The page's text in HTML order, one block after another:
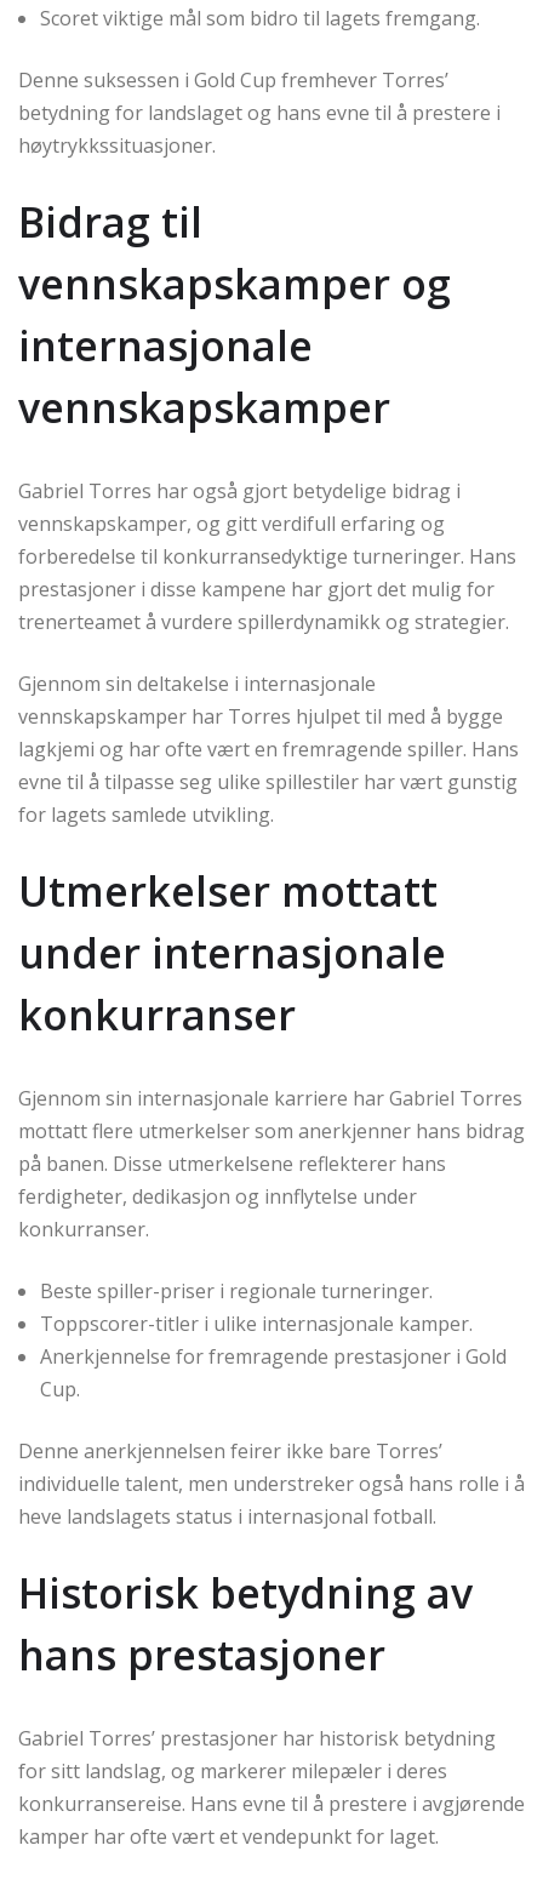
Scoret viktige mål som bidro til lagets fremgang.
Denne suksessen i Gold Cup fremhever Torres’
betydning for landslaget og hans evne til å prestere i
høytrykkssituasjoner.
Bidrag til
vennskapskamper og
internasjonale
vennskapskamper
Gabriel Torres har også gjort betydelige bidrag i
vennskapskamper, og gitt verdifull erfaring og
forberedelse til konkurransedyktige turneringer. Hans
prestasjoner i disse kampene har gjort det mulig for
trenerteamet å vurdere spillerdynamikk og strategier.
Gjennom sin deltakelse i internasjonale
vennskapskamper har Torres hjulpet til med å bygge
lagkjemi og har ofte vært en fremragende spiller. Hans
evne til å tilpasse seg ulike spillestiler har vært gunstig
for lagets samlede utvikling.
Utmerkelser mottatt
under internasjonale
konkurranser
Gjennom sin internasjonale karriere har Gabriel Torres
mottatt flere utmerkelser som anerkjenner hans bidrag
på banen. Disse utmerkelsene reflekterer hans
ferdigheter, dedikasjon og innflytelse under
konkurranser.
Beste spiller-priser i regionale turneringer.
Toppscorer-titler i ulike internasjonale kamper.
Anerkjennelse for fremragende prestasjoner i Gold
Cup.
Denne anerkjennelsen feirer ikke bare Torres’
individuelle talent, men understreker også hans rolle i å
heve landslagets status i internasjonal fotball.
Historisk betydning av
hans prestasjoner
Gabriel Torres’ prestasjoner har historisk betydning
for sitt landslag, og markerer milepæler i deres
konkurransereise. Hans evne til å prestere i avgjørende
kamper har ofte vært et vendepunkt for laget.